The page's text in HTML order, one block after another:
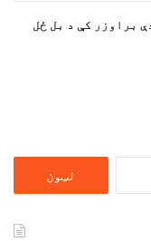
براوزر کې د بل ځل